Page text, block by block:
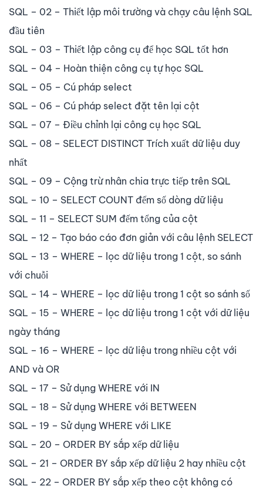
SQL – 02 – Thiết lập môi trường và chạy câu lệnh SQL
đầu tiên
SQL – 03 – Thiết lập công cụ để học SQL tốt hơn
SQL – 04 – Hoàn thiện công cụ tự học SQL
SQL – 05 – Cú pháp select
SQL – 06 – Cú pháp select đặt tên lại cột
SQL – 07 – Điều chỉnh lại công cụ học SQL
SQL – 08 – SELECT DISTINCT Trích xuất dữ liệu duy
nhất
SQL – 09 – Cộng trừ nhân chia trực tiếp trên SQL
SQL – 10 – SELECT COUNT đếm số dòng dữ liệu
SQL – 11 – SELECT SUM đếm tổng của cột
SQL – 12 – Tạo báo cáo đơn giản với câu lệnh SELECT
SQL – 13 – WHERE – lọc dữ liệu trong 1 cột, so sánh
với chuỗi
SQL – 14 – WHERE – lọc dữ liệu trong 1 cột so sánh số
SQL – 15 – WHERE – lọc dữ liệu trong 1 cột với dữ liệu
ngày tháng
SQL – 16 – WHERE – lọc dữ liệu trong nhiều cột với
AND và OR
SQL – 17 – Sử dụng WHERE với IN
SQL – 18 – Sử dụng WHERE với BETWEEN
SQL – 19 – Sử dụng WHERE với LIKE
SQL – 20 – ORDER BY sắp xếp dữ liệu
SQL – 21 – ORDER BY sắp xếp dữ liệu 2 hay nhiều cột
SQL – 22 – ORDER BY sắp xếp theo cột không có